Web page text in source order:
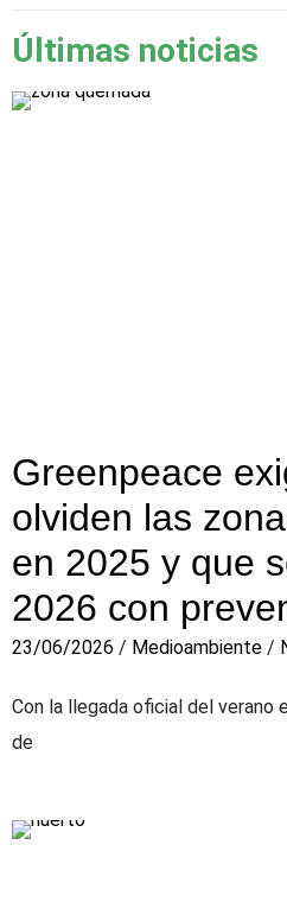
Últimas noticias
Greenpeace
olviden las
en 2025 y que
2026 con
23/06/2026 / Medioambiente /
Con la llegada oficial del verano
de